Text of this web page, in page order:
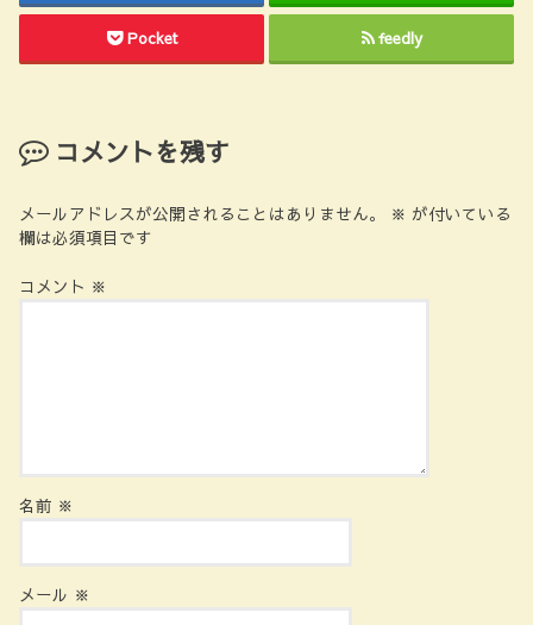
Pocket feedly
コメントを残す
メールアドレスが公開されることはありません。 ※ が付いている
欄は必須項目です
コメント ※
名前 ※
メール ※